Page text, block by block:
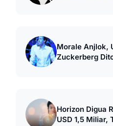
Morale Anjlok,
Zuckerberg
Horizon Digua
USD 1,5 Miliar,